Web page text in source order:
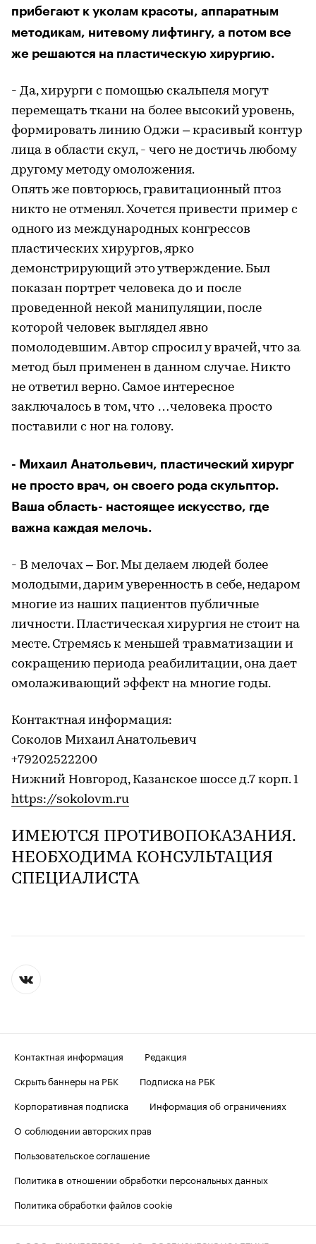
прибегают к уколам красоты, аппаратным
методикам, нитевому лифтингу, а потом все
же решаются на пластическую хирургию.
- Да, хирурги с помощью скальпеля могут
перемещать ткани на более высокий уровень,
формировать линию Оджи – красивый контур
лица в области скул, - чего не достичь любому
другому методу омоложения.
Опять же повторюсь, гравитационный птоз
никто не отменял. Хочется привести пример с
одного из международных конгрессов
пластических хирургов, ярко
демонстрирующий это утверждение. Был
показан портрет человека до и после
проведенной некой манипуляции, после
которой человек выглядел явно
помолодевшим. Автор спросил у врачей, что за
метод был применен в данном случае. Никто
не ответил верно. Самое интересное
заключалось в том, что …человека просто
поставили с ног на голову.
- Михаил Анатольевич, пластический хирург
не просто врач, он своего рода скульптор.
Ваша область- настоящее искусство, где
важна каждая мелочь.
- В мелочах – Бог. Мы делаем людей более
молодыми, дарим уверенность в себе, недаром
многие из наших пациентов публичные
личности. Пластическая хирургия не стоит на
месте. Стремясь к меньшей травматизации и
сокращению периода реабилитации, она дает
омолаживающий эффект на многие годы.
Контактная информация:
Соколов Михаил Анатольевич
+79202522200
Нижний Новгород, Казанское шоссе д.7 корп. 1
https://sokolovm.ru
ИМЕЮТСЯ ПРОТИВОПОКАЗАНИЯ.
НЕОБХОДИМА КОНСУЛЬТАЦИЯ
СПЕЦИАЛИСТА
Контактная информация
Редакция
Скрыть баннеры на РБК
Подписка на РБК
Корпоративная подписка
Информация об ограничениях
О соблюдении авторских прав
Пользовательское соглашение
Политика в отношении обработки персональных данных
Политика обработки файлов cookie